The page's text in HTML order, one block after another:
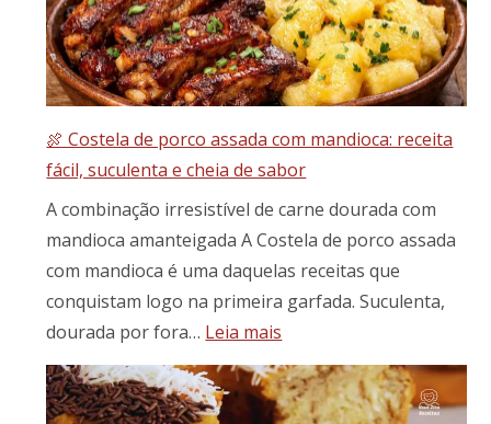
da-
Um
🍖 Costela de porco assada com mandioca: receita
fácil, suculenta e cheia de sabor
A combinação irresistível de carne dourada com
mandioca amanteigada A Costela de porco assada
com mandioca é uma daquelas receitas que
conquistam logo na primeira garfada. Suculenta,
dourada por fora… Leia mais
Costela
de